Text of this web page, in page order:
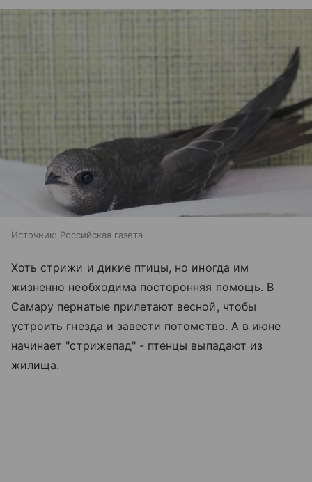
Источник: Российская газета
Хоть стрижи и дикие птицы, но иногда им
жизненно необходима посторонняя помощь. В
Самару пернатые прилетают весной, чтобы
устроить гнезда и завести потомство. А в июне
начинает "стрижепад" - птенцы выпадают из
жилища.